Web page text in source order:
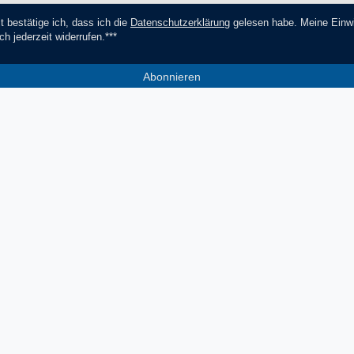
bestätige ich, dass ich die Daten­schutz­erklärung gelesen habe. Meine
jederzeit widerrufen.***
Abonnieren